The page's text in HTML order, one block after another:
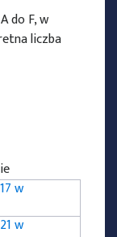
do F, w
liczba
w
w